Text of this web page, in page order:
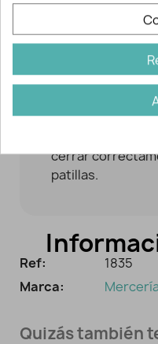
Ideal para darle
prendas y
en estilos
Fáciles de
cerrar
patillas.
Ref:
1835
Marca:
Quizás también